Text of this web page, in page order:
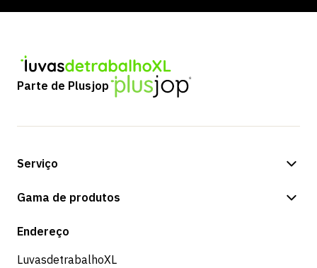
Parte de Plusjop
Serviço
Opções de pagamento
Devoluções e serviço
Gama de produtos
Loja
Endereço
LuvasdetrabalhoXL